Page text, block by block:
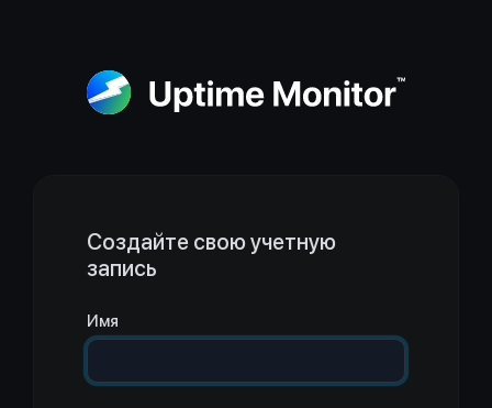
Создайте свою учетную
запись
Имя